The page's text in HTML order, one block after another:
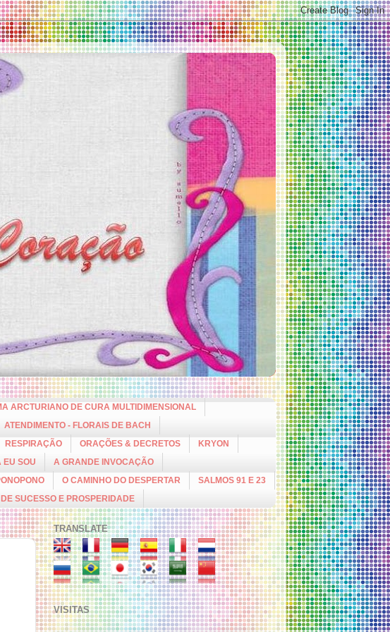
ARCTURIANO DE CURA MULTIDIMENSIONAL
ATENDIMENTO - FLORAIS DE BACH
RESPIRAÇÃO ORAÇÕES & DECRETOS
KRYON
EU SOU
A GRANDE INVOCAÇÃO
O CAMINHO DO DESPERTAR
SALMOS 91 E 23
SUCESSO E PROSPERIDADE
TRANSLATE
VISITAS